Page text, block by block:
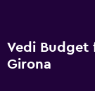
Vedi Budget
Girona